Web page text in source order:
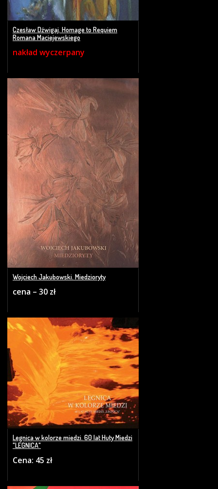
Czesław Dźwigaj. Homage to Requiem
Romana Maciejewskiego
nakład wyczerpany
Wojciech Jakubowski. Miedzioryty
cena – 30 zł
Legnica w kolorze miedzi. 60 lat Huty Miedzi
"LEGNICA"
Cena: 45 zł